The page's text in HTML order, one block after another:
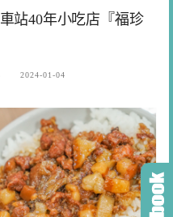
站40年小吃店『福珍
2024-01-04